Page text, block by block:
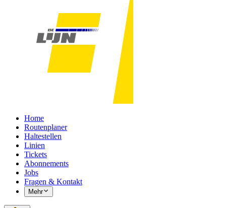
Home
Routenplaner
Haltestellen
Linien
Tickets
Abonnements
Jobs
Fragen & Kontakt
Mehr